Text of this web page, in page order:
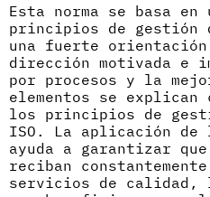
Esta norma se basa
principios de gestión
una fuerte
dirección motivada e
por procesos y la
elementos se explican
los principios de
ISO. La aplicación de
ayuda a garantizar
reciban
servicios de calidad,